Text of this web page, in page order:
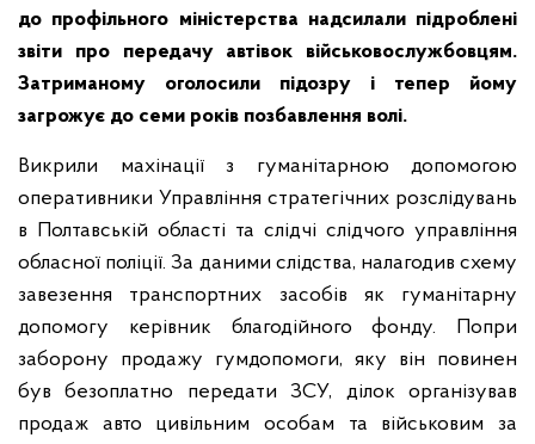
до профільного міністерства надсилали підроблені
звіти про передачу автівок військовослужбовцям.
Затриманому оголосили підозру і тепер йому
загрожує до семи років позбавлення волі.
Викрили махінації з гуманітарною допомогою
оперативники Управління стратегічних розслідувань
в Полтавській області та слідчі слідчого управління
обласної поліції. За даними слідства, налагодив схему
завезення транспортних засобів як гуманітарну
допомогу керівник благодійного фонду. Попри
заборону продажу гумдопомоги, яку він повинен
був безоплатно передати ЗСУ, ділок організував
продаж авто цивільним особам та військовим за